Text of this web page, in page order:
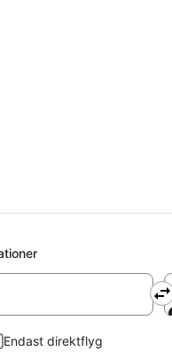
Endast direktflyg